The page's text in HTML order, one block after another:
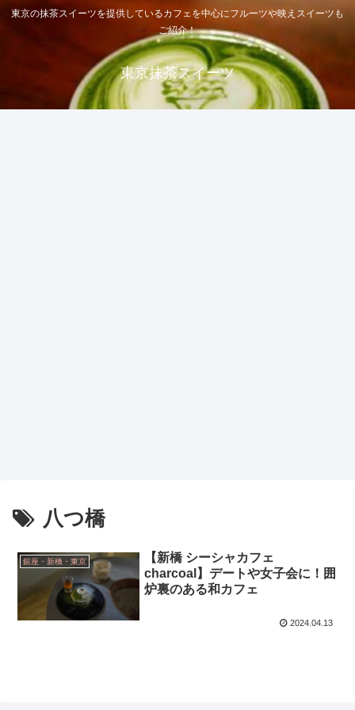
東京の抹茶スイーツを提供しているカフェを中心にフルーツや映えスイーツも
ご紹介！
東京抹茶スイーツ
八つ橋
銀座・新橋・東京
【新橋 シーシャカフェ
charcoal】デートや女子会に！囲
炉裏のある和カフェ
2024.04.13